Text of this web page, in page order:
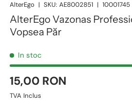
AlterEgo | SKU: AE8002851 | 10001745
AlterEgo Vazonas
Vopsea Păr
In stoc
15,00 RON
TVA Inclus